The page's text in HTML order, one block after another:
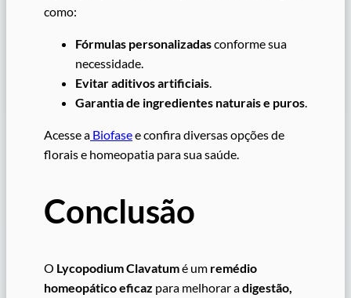
como:
Fórmulas personalizadasconforme sua
necessidade.
Evitar aditivos artificiais.
Garantia de ingredientes naturais e puros.
Acesse a Biofasee confira diversas opções de
florais e homeopatia para sua saúde.
Conclusão
O Lycopodium Clavatumé um remédio
homeopático eficaz para melhorar adigestão,